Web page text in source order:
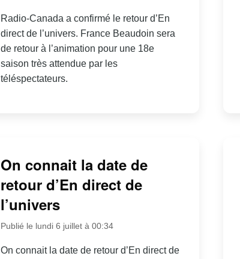
Radio-Canada a confirmé le retour d’En
direct de l’univers. France Beaudoin sera
de retour à l’animation pour une 18e
saison très attendue par les
téléspectateurs.
On connait la date de
retour d’En direct de
l’univers
Publié le lundi 6 juillet à 00:34
On connait la date de retour d’En direct de